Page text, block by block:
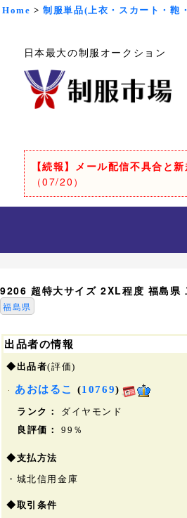
Home >制服単品(上衣・スカート・鞄
日本最大の制服オークション
【続報】メール配信不具合と
（07/20）
9206 超特大サイズ 2XL程度 福島県
福島県
出品者の情報
◆出品者(評価)
あおはるこ (10769)
ランク：
ダイヤモンド
良評価：
99％
◆支払方法
・城北信用金庫
◆取引条件